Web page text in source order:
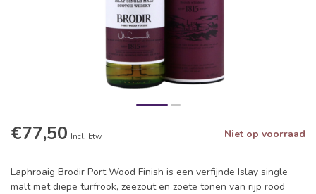
€77,50 Incl. btw Niet op voorraad
Laphroaig Brodir Port Wood Finish is een verfijnde Islay single
malt met diepe turfrook, zeezout en zoete tonen van rijp rood